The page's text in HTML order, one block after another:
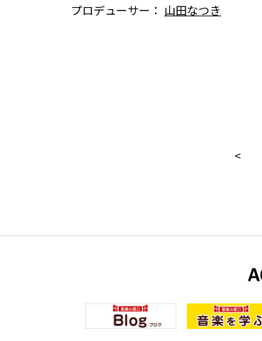
プロデューサー： 山田なつき
<